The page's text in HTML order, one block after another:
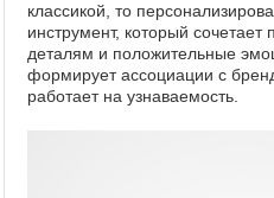
классикой, то
инструмент, который сочетает
деталям и положительные
формирует ассоциации с
работает на узнаваемость.